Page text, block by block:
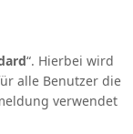
“. Hierbei wird
alle Benutzer die
verwendet